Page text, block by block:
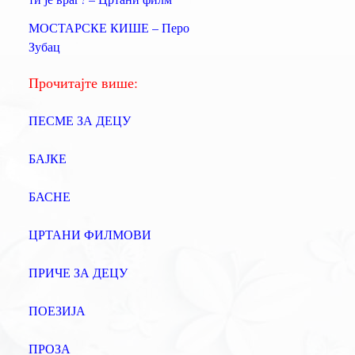
:МОСТАРСКЕ КИШЕ – Перо
Зубац
Прочитајте више:
ПЕСМЕ ЗА ДЕЦУ
БАЈКЕ
БАСНЕ
ЦРТАНИ ФИЛМОВИ
ПРИЧЕ ЗА ДЕЦУ
ПОЕЗИЈА
ПРОЗА